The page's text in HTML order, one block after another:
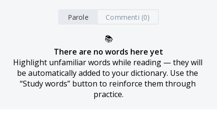
Parole Commenti (0)
📚
There are no words here yet
Highlight unfamiliar words while reading — they will
be automatically added to your dictionary. Use the
“Study words” button to reinforce them through
practice.